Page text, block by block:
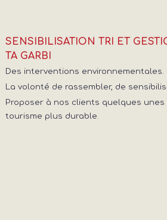
SENSIBILISATION TRI ET
TA GARBI
Des interventions environnementales.
La volonté de rassembler, de
Proposer à nos clients quelques unes
tourisme plus durable.